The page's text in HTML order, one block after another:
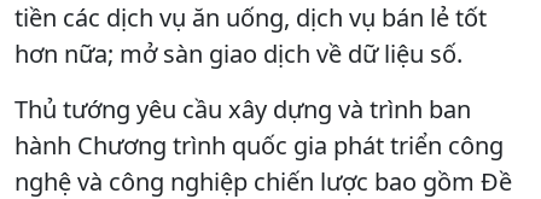
tiền các dịch vụ ăn uống, dịch vụ bán lẻ tốt
hơn nữa; mở sàn giao dịch về dữ liệu số.
Thủ tướng yêu cầu xây dựng và trình ban
hành Chương trình quốc gia phát triển công
nghệ và công nghiệp chiến lược bao gồm Đề